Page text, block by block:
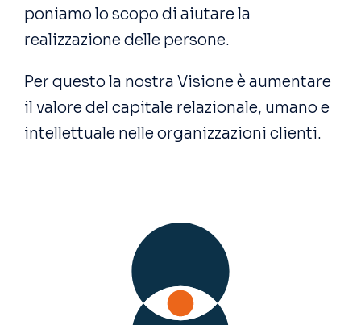
poniamo lo scopo di aiutare la
realizzazione delle persone.
Per questo la nostra Visione è aumentare
il valore del capitale relazionale, umano e
intellettuale nelle organizzazioni clienti.